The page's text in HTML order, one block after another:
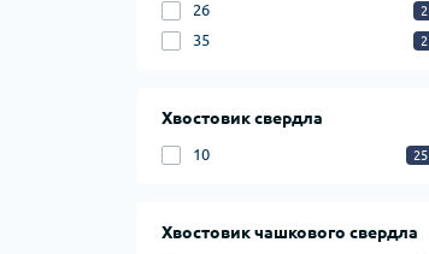
26 2
35 2
Хвостовик свердла
10 25
Хвостовик чашкового свердла